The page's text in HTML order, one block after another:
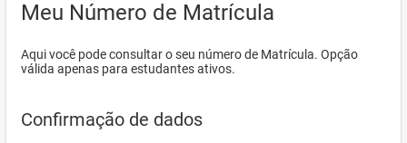
Meu Número de Matrícula
Aqui você pode consultar o seu número de Matrícula. Opção
válida apenas para estudantes ativos.
Confirmação de dados